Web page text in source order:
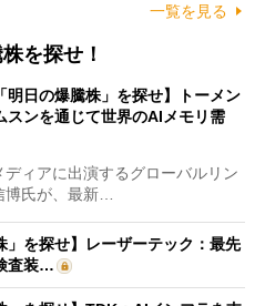
一覧を見る
を探せ！
明日の爆騰株」を探せ】トーメン
スンを通じて世界のAIメモリ需
ィアに出演するグローバルリン
氏が、最新…
」を探せ】レーザーテック：最先
査装…